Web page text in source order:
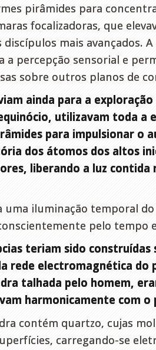
pirâmides para
focalizadoras, que
mais avançados.
a percepção sensorial e
sobre outros planos de
ainda para a
utilizavam toda a
para impulsionar o
dos átomos dos altos
liberando a luz contida
uma iluminação temporal
pelo tempo
teriam sido construídas
rede electromagnética do
talhada pelo homem,
harmonicamente com o
contém quartzo, cujas
carregando-se